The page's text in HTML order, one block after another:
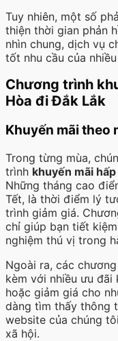
Tuy nhiên, một số
thiện thời gian phản
nhìn chung, dịch vụ
tốt nhu cầu của
Chương trình
Hòa đi Đắk Lắk
Khuyến mãi theo
Trong từng mùa,
trình khuyến mãi hấp
Những tháng cao
Tết, là thời điểm lý
trình giảm giá.
chỉ giúp bạn tiết
nghiệm thú vị trong
Ngoài ra, các
kèm với nhiều ưu đãi
hoặc giảm giá cho
dàng tìm thấy thông
website của chúng
xã hội.